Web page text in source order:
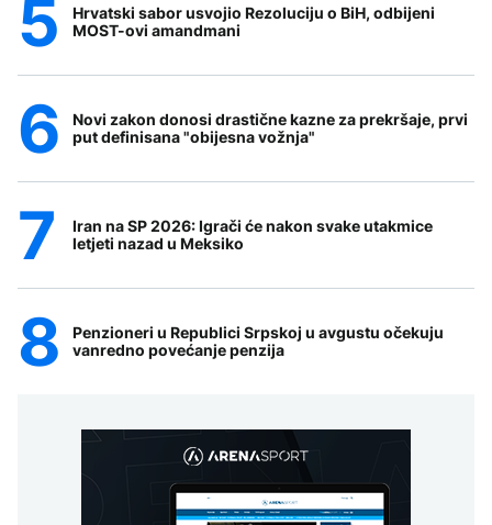
Hrvatski sabor usvojio Rezoluciju o BiH, odbijeni
MOST-ovi amandmani
Novi zakon donosi drastične kazne za prekršaje, prvi
put definisana "obijesna vožnja"
Iran na SP 2026: Igrači će nakon svake utakmice
letjeti nazad u Meksiko
Penzioneri u Republici Srpskoj u avgustu očekuju
vanredno povećanje penzija